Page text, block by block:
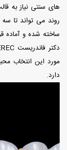
های سنتی نیاز به
ساخته شده و آماده
مورد این انتخاب
دارد.